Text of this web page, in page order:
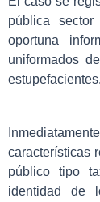
pública
oportuna
uniformados
estupefacientes.
características
público tipo
identidad de